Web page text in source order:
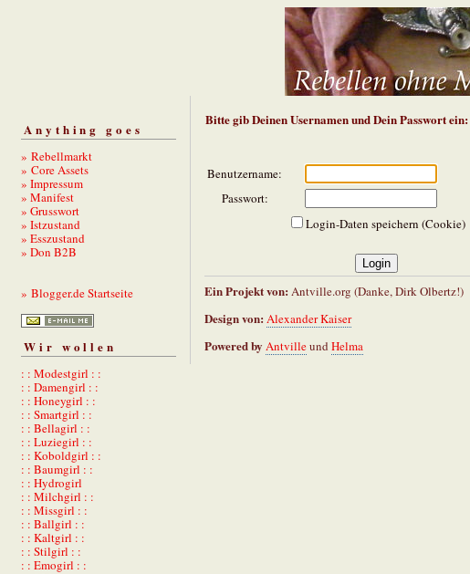
Anything goes
» Rebellmarkt
» Core Assets
» Impressum
» Manifest
» Grusswort
» Istzustand
» Esszustand
» Don B2B
» Blogger.de Startseite
Wir wollen
: : Modestgirl : :
: : Damengirl : :
: : Honeygirl : :
: : Smartgirl : :
: : Bellagirl : :
: : Luziegirl : :
: : Koboldgirl : :
: : Baumgirl : :
: : Hydrogirl
: : Milchgirl : :
: : Missgirl : :
: : Ballgirl : :
: : Kaltgirl : :
: : Stilgirl : :
: : Emogirl : :
Bitte gib Deinen Usernamen und Dein Passwort ein:
Benutzername:
Passwort:
Login-Daten speichern (Cookie)
Ein Projekt von: Antville.org (Danke, Dirk Olbertz!)
Design von: Alexander Kaiser
Powered by AntvilleundHelma